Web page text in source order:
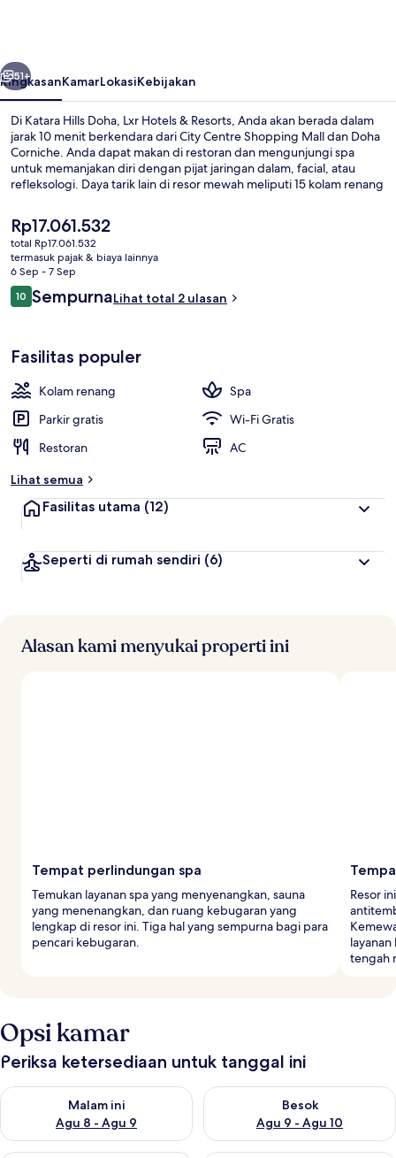
&
Resorts
Berikutnya
51+
RingkasanKamarLokasiKebijakan
Di Katara Hills Doha, Lxr Hotels & Resorts, Anda akan berada dalam
jarak 10 menit berkendara dari City Centre Shopping Mall dan Doha
Corniche. Anda dapat makan di restoran dan mengunjungi spa
untuk memanjakan diri dengan pijat jaringan dalam, facial, atau
refleksologi. Daya tarik lain di resor mewah meliputi 15 kolam renang
Harga
saat
ini
Rp17.061.532
Rp17.061.532
total Rp17.061.532
termasuk pajak & biaya lainnya
6 Sep - 7 Sep
Ulasan
1010 dari 10
SempurnaLihat total 2 ulasan
Fasilitas populer
Kolam renang
Spa
Parkir gratis
Wi-Fi Gratis
Restoran
AC
Lihat semua
Fasilitas utama (12)
Seperti di rumah sendiri (6)
Alasan kami menyukai properti ini
Tempat perlindungan spa
Temukan layanan spa yang menyenangkan, sauna
yang menenangkan, dan ruang kebugaran yang
lengkap di resor ini. Tiga hal yang sempurna bagi para
pencari kebugaran.
Resor
tengah
Opsi kamar
Periksa ketersediaan untuk tanggal ini
Malam ini
Agu 8 - Agu 9
Periksa ketersediaan untuk malam ini Agu 8 - Agu 9
Besok
Agu 9 - Agu 10
Periksa ketersediaan untuk